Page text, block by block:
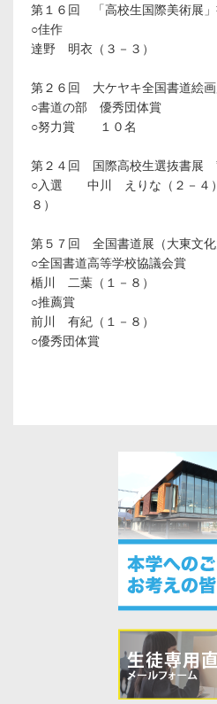
第１６回 「高校生国際美術展」
○佳作
達野 明衣（３－３）
第２６回 大ケヤキ全国書道絵画
○書道の部 優秀団体賞
○努力賞 １０名
第２４回 国際高校生選抜書展
○入選 中川 えりな（２－４
８）
第５７回 全国書道展（大東文化
○全国書道高等学校協議会賞
楯川 二葉（１－８）
○推薦賞
前川 有紀（１－８）
○優秀団体賞